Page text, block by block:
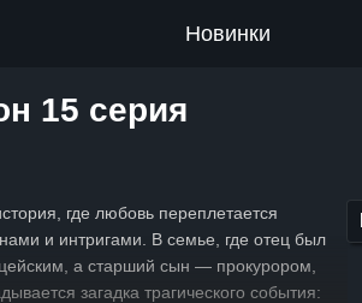
Новинки
15 серия
где любовь переплетается
и интригами. В семье, где отец был
а старший сын — прокурором,
загадка трагического события: